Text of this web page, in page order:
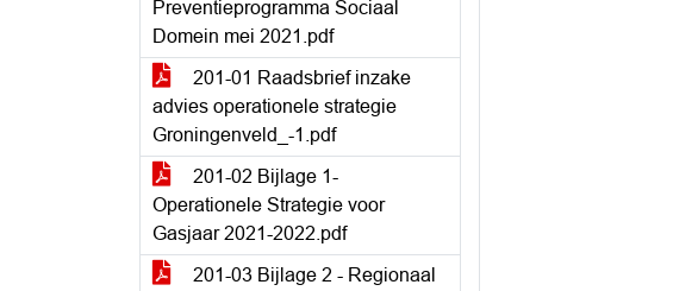
Preventieprogramma Sociaal
Domein mei 2021.pdf
201-01 Raadsbrief inzake
advies operationele strategie
Groningenveld_-1.pdf
201-02 Bijlage 1-
Operationele Strategie voor
Gasjaar 2021-2022.pdf
201-03 Bijlage 2 - Regionaal